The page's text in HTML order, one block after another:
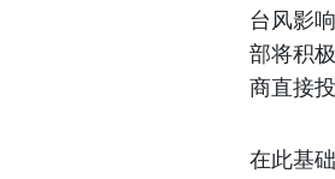
台风影
部将积
商直接
在此基